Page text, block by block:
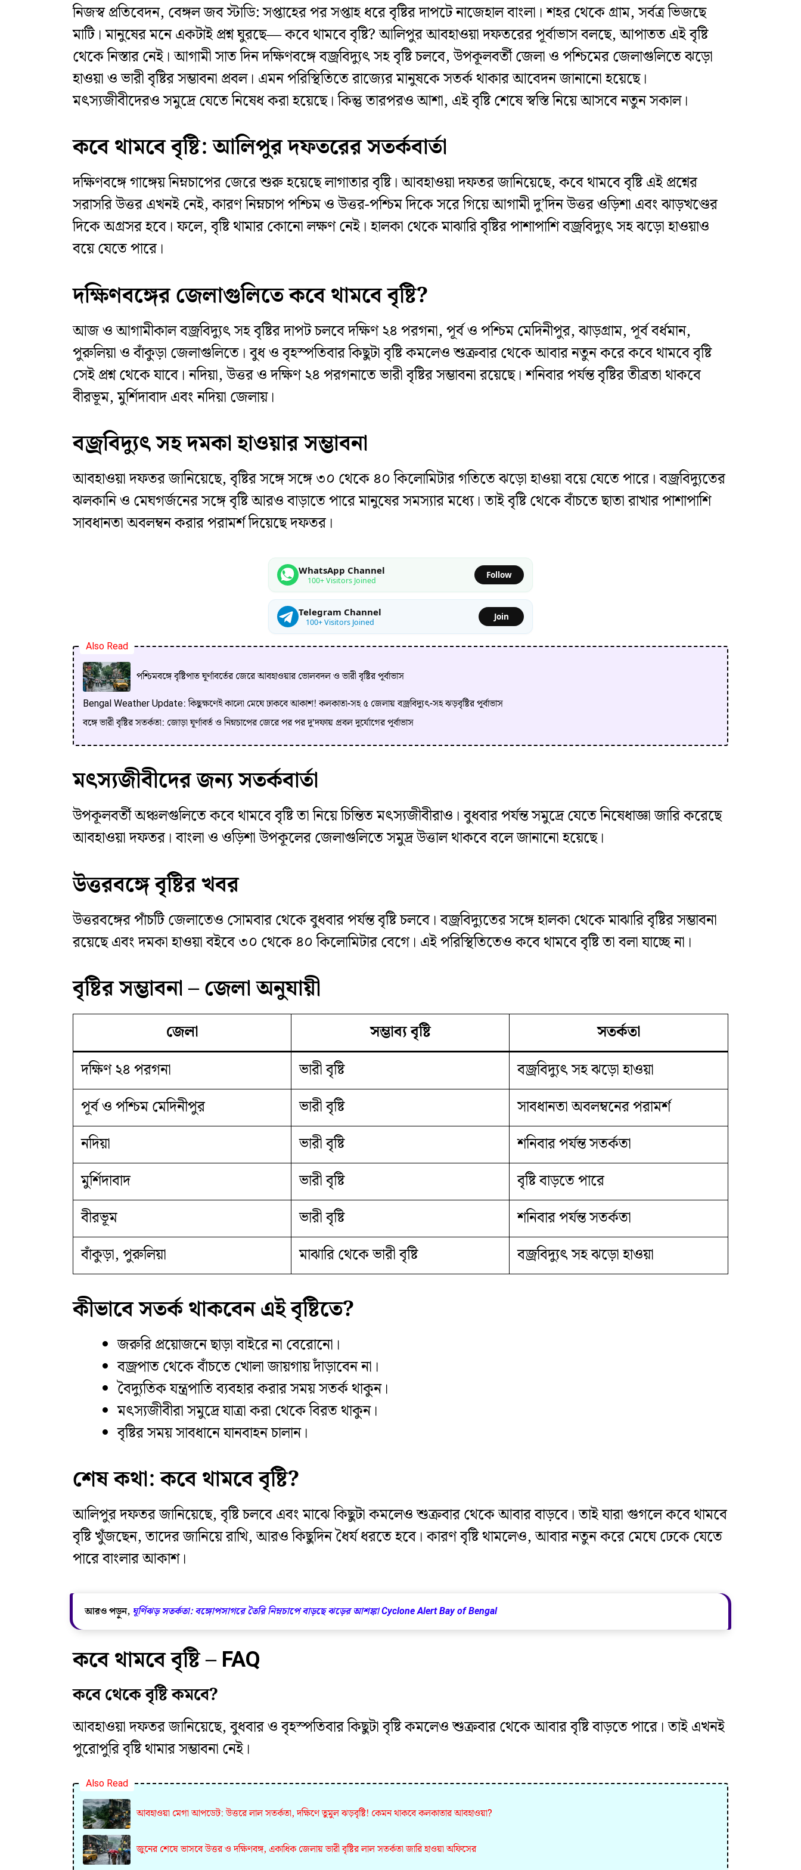
নিজস্ব প্রতিবেদন, বেঙ্গল জব স্টাডি: সপ্তাহের পর সপ্তাহ ধরে বৃষ্টির দাপটে নাজেহাল বাংলা। শহর থেকে গ্রাম, সর্বত্র ভিজছে
মাটি। মানুষের মনে একটাই প্রশ্ন ঘুরছে— কবে থামবে বৃষ্টি? আলিপুর আবহাওয়া দফতরের পূর্বাভাস বলছে, আপাতত এই বৃষ্টি
থেকে নিস্তার নেই। আগামী সাত দিন দক্ষিণবঙ্গে বজ্রবিদ্যুৎ সহ বৃষ্টি চলবে, উপকূলবর্তী জেলা ও পশ্চিমের জেলাগুলিতে ঝড়ো
হাওয়া ও ভারী বৃষ্টির সম্ভাবনা প্রবল। এমন পরিস্থিতিতে রাজ্যের মানুষকে সতর্ক থাকার আবেদন জানানো হয়েছে।
মৎস্যজীবীদেরও সমুদ্রে যেতে নিষেধ করা হয়েছে। কিন্তু তারপরও আশা, এই বৃষ্টি শেষে স্বস্তি নিয়ে আসবে নতুন সকাল।
কবে থামবে বৃষ্টি: আলিপুর দফতরের সতর্কবার্তা
দক্ষিণবঙ্গে গাঙ্গেয় নিম্নচাপের জেরে শুরু হয়েছে লাগাতার বৃষ্টি। আবহাওয়া দফতর জানিয়েছে, কবে থামবে বৃষ্টি এই প্রশ্নের
সরাসরি উত্তর এখনই নেই, কারণ নিম্নচাপ পশ্চিম ও উত্তর-পশ্চিম দিকে সরে গিয়ে আগামী দু’দিন উত্তর ওড়িশা এবং ঝাড়খণ্ডের
দিকে অগ্রসর হবে। ফলে, বৃষ্টি থামার কোনো লক্ষণ নেই। হালকা থেকে মাঝারি বৃষ্টির পাশাপাশি বজ্রবিদ্যুৎ সহ ঝড়ো হাওয়াও
বয়ে যেতে পারে।
দক্ষিণবঙ্গের জেলাগুলিতে কবে থামবে বৃষ্টি?
আজ ও আগামীকাল বজ্রবিদ্যুৎ সহ বৃষ্টির দাপট চলবে দক্ষিণ ২৪ পরগনা, পূর্ব ও পশ্চিম মেদিনীপুর, ঝাড়গ্রাম, পূর্ব বর্ধমান,
পুরুলিয়া ও বাঁকুড়া জেলাগুলিতে। বুধ ও বৃহস্পতিবার কিছুটা বৃষ্টি কমলেও শুক্রবার থেকে আবার নতুন করে কবে থামবে বৃষ্টি
সেই প্রশ্ন থেকে যাবে। নদিয়া, উত্তর ও দক্ষিণ ২৪ পরগনাতে ভারী বৃষ্টির সম্ভাবনা রয়েছে। শনিবার পর্যন্ত বৃষ্টির তীব্রতা থাকবে
বীরভূম, মুর্শিদাবাদ এবং নদিয়া জেলায়।
বজ্রবিদ্যুৎ সহ দমকা হাওয়ার সম্ভাবনা
আবহাওয়া দফতর জানিয়েছে, বৃষ্টির সঙ্গে সঙ্গে ৩০ থেকে ৪০ কিলোমিটার গতিতে ঝড়ো হাওয়া বয়ে যেতে পারে। বজ্রবিদ্যুতের
ঝলকানি ও মেঘগর্জনের সঙ্গে বৃষ্টি আরও বাড়াতে পারে মানুষের সমস্যার মধ্যে। তাই বৃষ্টি থেকে বাঁচতে ছাতা রাখার পাশাপাশি
সাবধানতা অবলম্বন করার পরামর্শ দিয়েছে দফতর।
WhatsApp Channel
100+ Visitors Joined
Follow
Telegram Channel
100+ Visitors Joined
Join
Also Read
পশ্চিমবঙ্গে বৃষ্টিপাত ঘূর্ণাবর্তের জেরে আবহাওয়ার ভোলবদল ও ভারী বৃষ্টির পূর্বাভাস
Bengal Weather Update: কিছুক্ষণেই কালো মেঘে ঢাকবে আকাশ! কলকাতা-সহ ৫ জেলায় বজ্রবিদ্যুৎ-সহ ঝড়বৃষ্টির পূর্বাভাস
বঙ্গে ভারী বৃষ্টির সতর্কতা: জোড়া ঘূর্ণাবর্ত ও নিম্নচাপের জেরে পর পর দু’দফায় প্রবল দুর্যোগের পূর্বাভাস
মৎস্যজীবীদের জন্য সতর্কবার্তা
উপকূলবর্তী অঞ্চলগুলিতে কবে থামবে বৃষ্টি তা নিয়ে চিন্তিত মৎস্যজীবীরাও। বুধবার পর্যন্ত সমুদ্রে যেতে নিষেধাজ্ঞা জারি করেছে
আবহাওয়া দফতর। বাংলা ও ওড়িশা উপকূলের জেলাগুলিতে সমুদ্র উত্তাল থাকবে বলে জানানো হয়েছে।
উত্তরবঙ্গে বৃষ্টির খবর
উত্তরবঙ্গের পাঁচটি জেলাতেও সোমবার থেকে বুধবার পর্যন্ত বৃষ্টি চলবে। বজ্রবিদ্যুতের সঙ্গে হালকা থেকে মাঝারি বৃষ্টির সম্ভাবনা
রয়েছে এবং দমকা হাওয়া বইবে ৩০ থেকে ৪০ কিলোমিটার বেগে। এই পরিস্থিতিতেও কবে থামবে বৃষ্টি তা বলা যাচ্ছে না।
বৃষ্টির সম্ভাবনা – জেলা অনুযায়ী
জেলা সম্ভাব্য বৃষ্টি
সতর্কতা
দক্ষিণ ২৪ পরগনা
ভারী বৃষ্টি
বজ্রবিদ্যুৎ সহ ঝড়ো হাওয়া
পূর্ব ও পশ্চিম মেদিনীপুর
ভারী বৃষ্টি
সাবধানতা অবলম্বনের পরামর্শ
নদিয়া
ভারী বৃষ্টি
শনিবার পর্যন্ত সতর্কতা
মুর্শিদাবাদ
ভারী বৃষ্টি
বৃষ্টি বাড়তে পারে
বীরভূম
ভারী বৃষ্টি
শনিবার পর্যন্ত সতর্কতা
বাঁকুড়া, পুরুলিয়া
মাঝারি থেকে ভারী বৃষ্টি বজ্রবিদ্যুৎ সহ ঝড়ো হাওয়া
কীভাবে সতর্ক থাকবেন এই বৃষ্টিতে?
জরুরি প্রয়োজনে ছাড়া বাইরে না বেরোনো।
বজ্রপাত থেকে বাঁচতে খোলা জায়গায় দাঁড়াবেন না।
বৈদ্যুতিক যন্ত্রপাতি ব্যবহার করার সময় সতর্ক থাকুন।
মৎস্যজীবীরা সমুদ্রে যাত্রা করা থেকে বিরত থাকুন।
বৃষ্টির সময় সাবধানে যানবাহন চালান।
শেষ কথা: কবে থামবে বৃষ্টি?
আলিপুর দফতর জানিয়েছে, বৃষ্টি চলবে এবং মাঝে কিছুটা কমলেও শুক্রবার থেকে আবার বাড়বে। তাই যারা গুগলে কবে থামবে
বৃষ্টি খুঁজছেন, তাদের জানিয়ে রাখি, আরও কিছুদিন ধৈর্য ধরতে হবে। কারণ বৃষ্টি থামলেও, আবার নতুন করে মেঘে ঢেকে যেতে
পারে বাংলার আকাশ।
আরও পড়ুন, ঘূর্ণিঝড় সতর্কতা: বঙ্গোপসাগরে তৈরি নিম্নচাপে বাড়ছে ঝড়ের আশঙ্কা Cyclone Alert Bay of Bengal
কবে থামবে বৃষ্টি – FAQ
কবে থেকে বৃষ্টি কমবে?
আবহাওয়া দফতর জানিয়েছে, বুধবার ও বৃহস্পতিবার কিছুটা বৃষ্টি কমলেও শুক্রবার থেকে আবার বৃষ্টি বাড়তে পারে। তাই এখনই
পুরোপুরি বৃষ্টি থামার সম্ভাবনা নেই।
Also Read
আবহাওয়া মেগা আপডেট: উত্তরে লাল সতর্কতা, দক্ষিণে তুমুল ঝড়বৃষ্টি! কেমন থাকবে কলকাতার আবহাওয়া?
জুনের শেষে ভাসবে উত্তর ও দক্ষিণবঙ্গ, একাধিক জেলায় ভারী বৃষ্টির লাল সতর্কতা জারি হাওয়া অফিসের